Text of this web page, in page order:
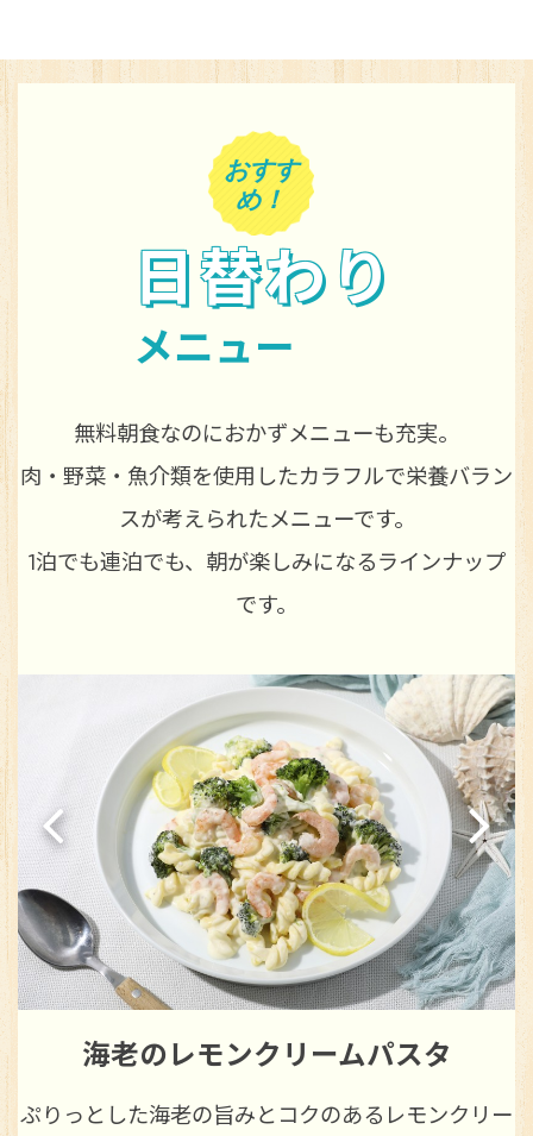
おすす
め！
日替わり
メニュー
無料朝食なのにおかずメニューも充実。
肉・野菜・魚介類を使用したカラフルで栄養バラン
スが考えられたメニューです。
1泊でも連泊でも、朝が楽しみになるラインナップ
です。
海老のレモンクリームパスタ
ぷりっとした海老の旨みとコクのあるレモンクリー